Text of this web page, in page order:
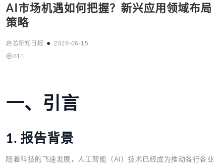
AI市场机遇如何把握？新兴应用领域布局
策略
启芯新知日报
2026-06-15
811
一、引言
1. 报告背景
随着科技的飞速发展，人工智能（AI）技术已经成为推动各行各业